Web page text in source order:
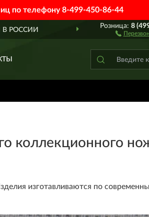
по телефону8-499-450-86-44
ВСЕЙ РОССИИ
Розница:8
коллекционного
изготавливаются по